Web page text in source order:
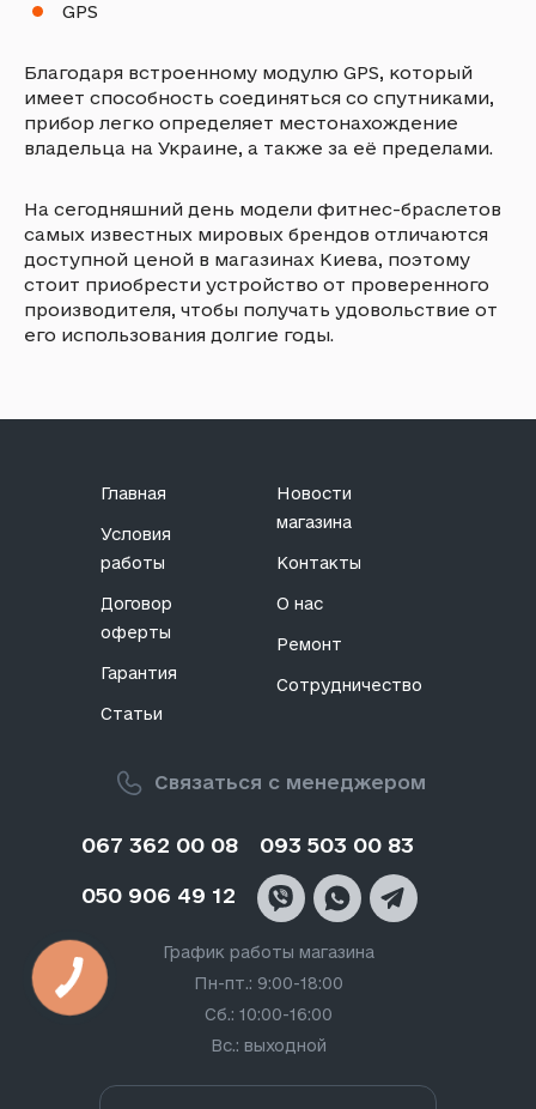
GPS
Благодаря встроенному модулю GPS, который
имеет способность соединяться со спутниками,
прибор легко определяет местонахождение
владельца на Украине, а также за её пределами.
На сегодняшний день модели фитнес-браслетов
самых известных мировых брендов отличаются
доступной ценой в магазинах Киева, поэтому
стоит приобрести устройство от проверенного
производителя, чтобы получать удовольствие от
его использования долгие годы.
Связаться с менеджером
067 362 00 08 093 503 00 83
050 906 49 12
График работы магазина
Пн-пт.: 9:00-18:00
Сб.: 10:00-16:00
Вс.: выходной
Главная
Условия
работы
Договор
оферты
Гарантия
Статьи
Новости
магазина
Контакты
О нас
Ремонт
Сотрудничество